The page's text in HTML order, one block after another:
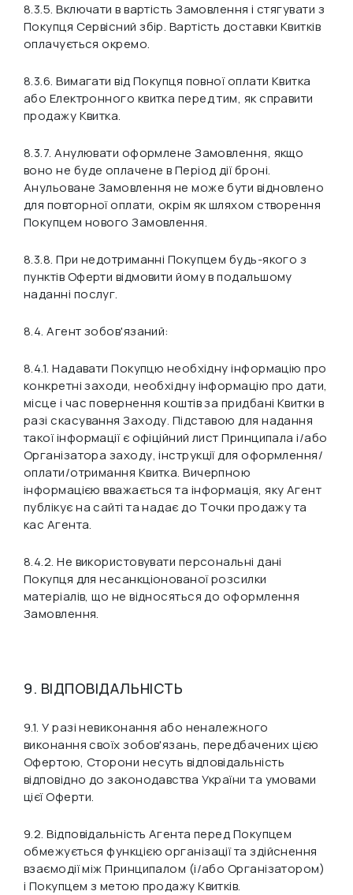
8.3.5. Включати в вартість Замовлення і стягувати з
Покупця Сервісний збір. Вартість доставки Квитків
оплачується окремо.
8.3.6. Вимагати від Покупця повної оплати Квитка
або Електронного квитка перед тим, як справити
продажу Квитка.
8.3.7. Анулювати оформлене Замовлення, якщо
воно не буде оплачене в Період дії броні.
Анульоване Замовлення не може бути відновлено
для повторної оплати, окрім як шляхом створення
Покупцем нового Замовлення.
8.3.8. При недотриманні Покупцем будь-якого з
пунктів Оферти відмовити йому в подальшому
наданні послуг.
8.4. Агент зобов'язаний:
8.4.1. Надавати Покупцю необхідну інформацію про
конкретні заходи, необхідну інформацію про дати,
місце і час повернення коштів за придбані Квитки в
разі скасування Заходу. Підставою для надання
такої інформації є офіційний лист Принципала і/або
Організатора заходу, інструкції для оформлення/
оплати/отримання Квитка. Вичерпною
інформацією вважається та інформація, яку Агент
публікує на сайті та надає до Точки продажу та
кас Агента.
8.4.2. Не використовувати персональні дані
Покупця для несанкціонованої розсилки
матеріалів, що не відносяться до оформлення
Замовлення.
9. ВІДПОВІДАЛЬНІСТЬ
9.1. У разі невиконання або неналежного
виконання своїх зобов'язань, передбачених цією
Офертою, Сторони несуть відповідальність
відповідно до законодавства України та умовами
цієї Оферти.
9.2. Відповідальність Агента перед Покупцем
обмежується функцією організації та здійснення
взаємодії між Принципалом (і/або Організатором)
і Покупцем з метою продажу Квитків.